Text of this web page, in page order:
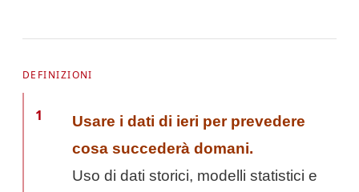
DEFINIZIONI
1
Usare i dati di ieri per prevedere
cosa succederà domani.
Uso di dati storici, modelli statistici e